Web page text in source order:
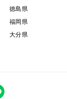
徳島県
福岡県
大分県